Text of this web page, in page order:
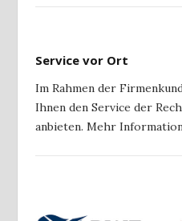
Service vor Ort
Im Rahmen der
Ihnen den Service der
anbieten. Mehr